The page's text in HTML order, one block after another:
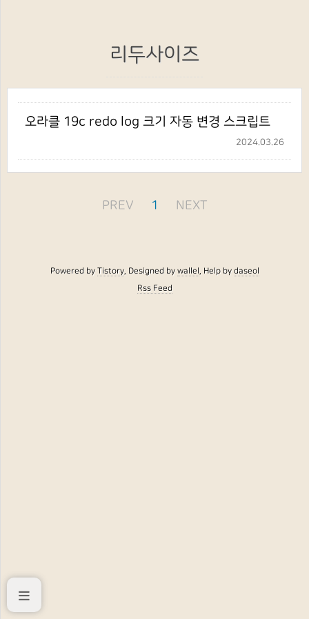
리두사이즈
오라클 19c redo log 크기 자동 변경 스크립트
2024.03.26
PREV 1 NEXT
Powered byTistory, Designed bywallel, Help bydaseol
Rss Feed